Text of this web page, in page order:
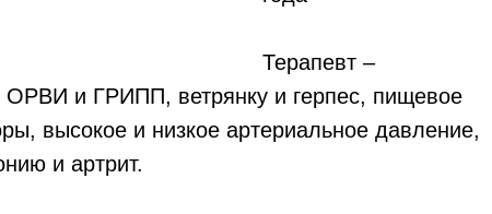
Терапевт –
ОРВИ и ГРИПП, ветрянку и герпес, пищевое
высокое и низкое артериальное давление,
и артрит.